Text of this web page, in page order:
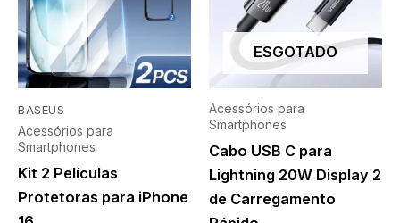
BASEUS
Acessórios para
Smartphones
Kit 2 Películas
Protetoras para iPhone
ESGOTADO
Acessórios para
Smartphones
Cabo USB C para
Lightning 20W Display 2
de Carregamento